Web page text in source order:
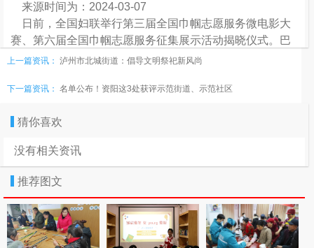
来源时间为：2024-03-07
日前，全国妇联举行第三届全国巾帼志愿服务微电影大
赛、第六届全国巾帼志愿服务征集展示活动揭晓仪式。巴
中市恩阳区登科街道白玉社区成功入选。
护帮一帮、就业创业扶一扶、家庭教育领一领、亲子阅读
一调、邻里友爱助一助）项目，提供困难帮扶、文化建
00余人次，关爱服务队组织爱心企业和人士为社区特困家
庭、儿童捐赠物资8万元，文明实践队开展亲子阅读、交通
国文明城市创建。社区跑团队为空巢独居老人、残疾人、
留守流动儿童、困难家庭等提供帮办代办服务800余次，
维权和矛盾调解队协助社区解决家庭婚姻、财产分割等信
上一篇资讯： 泸州市北城街道：倡导文明祭祀新风尚
下一篇资讯： 名单公布！资阳这3处获评示范街道、示范社区
猜你喜欢
没有相关资讯
推荐图文